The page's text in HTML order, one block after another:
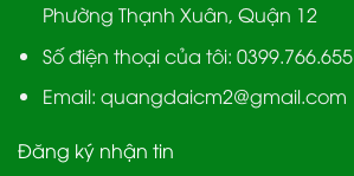
Phường Thạnh Xuân, Quận 12
Số điện thoại của tôi: 0399.766.655
Email: quangdaicm2@gmail.com
Đăng ký nhận tin